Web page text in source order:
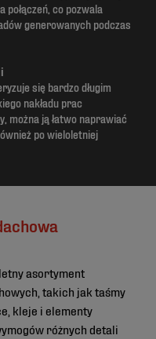
połączeń, co pozwala
generowanych podczas
się bardzo długim
nakładu prac
można ją łatwo naprawiać
po wieloletniej
asortyment
takich jak taśmy
kleje i elementy
różnych detali